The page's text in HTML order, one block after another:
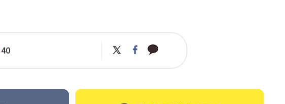
좋
40 트
위
페
이
카
카